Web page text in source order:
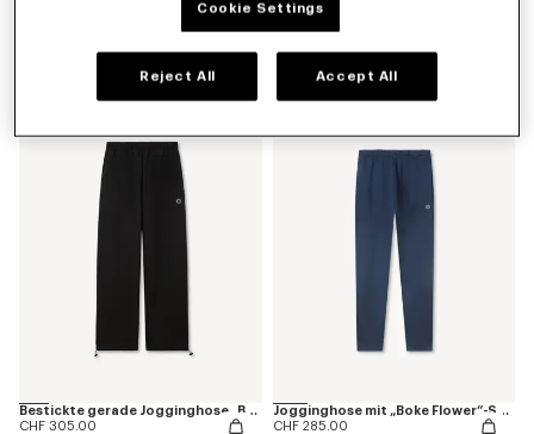
Bestickte gerade Jogginghose „Boke Flower 2.0“ aus Baumwolle
CHF 305.00
Jogginghose mit „Boke Flower“-Stickerei aus Baumwolle
CHF 285.00
Cookie Settings
Reject All Accept All